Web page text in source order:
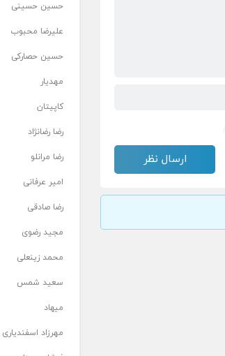
حسین حسینی
علیرضا محبوب
حسین حصارکی
مهدیار
کاپیتان
رضا رضانژاد
رضا مرانلو
امیر عرفانی
رضا صادقی
مجید رضوی
محمد زینعلی
سعید شمس
میهاد
مهرزاد اسفندیاری